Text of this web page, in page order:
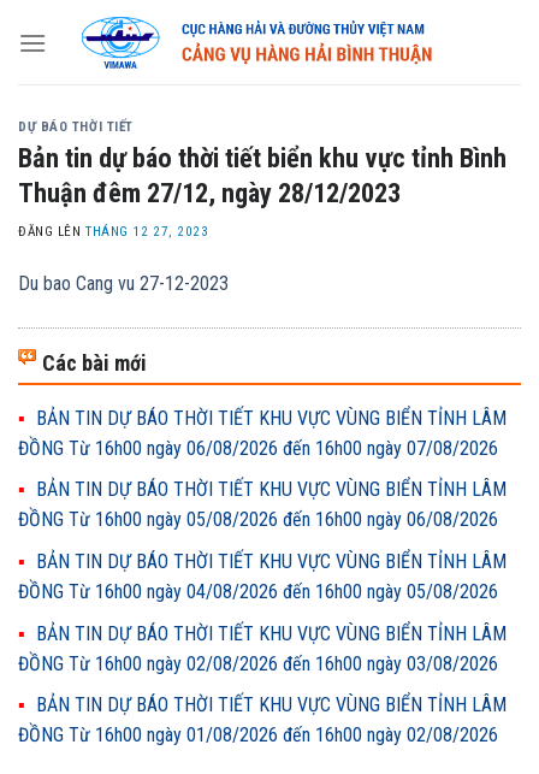
DỰ BÁO THỜI TIẾT
Bản tin dự báo thời tiết biển khu vực tỉnh Bình
Thuận đêm 27/12, ngày 28/12/2023
ĐĂNG LÊNTHÁNG 12 27, 2023
Du bao Cang vu 27-12-2023
Các bài mới
BẢN TIN DỰ BÁO THỜI TIẾT KHU VỰC VÙNG BIỂN TỈNH LÂM
ĐỒNG Từ 16h00 ngày 06/08/2026 đến 16h00 ngày 07/08/2026
BẢN TIN DỰ BÁO THỜI TIẾT KHU VỰC VÙNG BIỂN TỈNH LÂM
ĐỒNG Từ 16h00 ngày 05/08/2026 đến 16h00 ngày 06/08/2026
BẢN TIN DỰ BÁO THỜI TIẾT KHU VỰC VÙNG BIỂN TỈNH LÂM
ĐỒNG Từ 16h00 ngày 04/08/2026 đến 16h00 ngày 05/08/2026
BẢN TIN DỰ BÁO THỜI TIẾT KHU VỰC VÙNG BIỂN TỈNH LÂM
ĐỒNG Từ 16h00 ngày 02/08/2026 đến 16h00 ngày 03/08/2026
BẢN TIN DỰ BÁO THỜI TIẾT KHU VỰC VÙNG BIỂN TỈNH LÂM
ĐỒNG Từ 16h00 ngày 01/08/2026 đến 16h00 ngày 02/08/2026